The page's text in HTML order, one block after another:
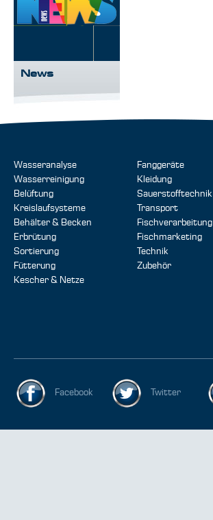
News
Wasseranalyse
Wasserreinigung
Belüftung
Kreislaufsysteme
Behälter & Becken
Erbrütung
Sortierung
Fütterung
Kescher & Netze
Fanggeräte
Kleidung
Sauerstofftechnik
Transport
Fischverarbeitung
Fischmarketing
Technik
Zubehör
Facebook Twitter